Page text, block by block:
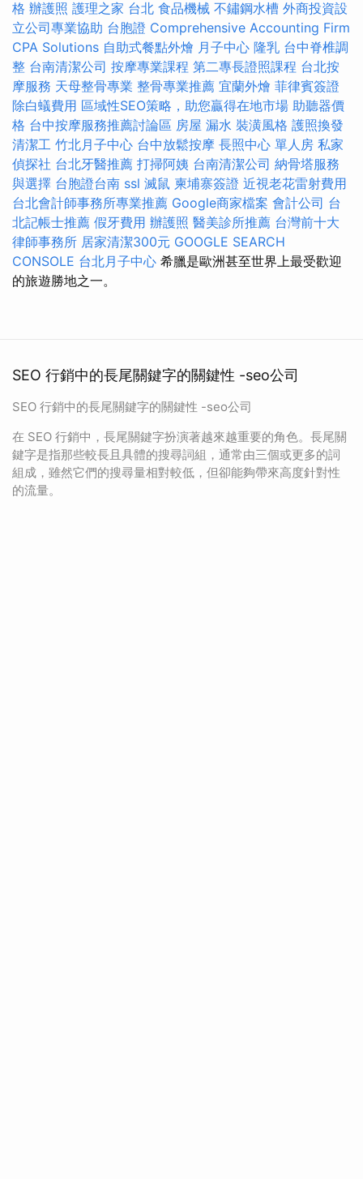
格 辦護照 護理之家 台北 食品機械 不鏽鋼水槽 外商投資設
立公司專業協助 台胞證 Comprehensive Accounting Firm
CPA Solutions 自助式餐點外燴 月子中心 隆乳 台中脊椎調
整 台南清潔公司 按摩專業課程 第二專長證照課程 台北按
摩服務 天母整骨專業 整骨專業推薦 宜蘭外燴 菲律賓簽證
除白蟻費用 區域性SEO策略，助您贏得在地市場 助聽器價
格 台中按摩服務推薦討論區 房屋 漏水 裝潢風格 護照換發
清潔工 竹北月子中心 台中放鬆按摩 長照中心 單人房 私家
偵探社 台北牙醫推薦 打掃阿姨 台南清潔公司 納骨塔服務
與選擇 台胞證台南 ssl 滅鼠 柬埔寨簽證 近視老花雷射費用
台北會計師事務所專業推薦 Google商家檔案 會計公司 台
北記帳士推薦 假牙費用 辦護照 醫美診所推薦 台灣前十大
律師事務所 居家清潔300元 GOOGLE SEARCH
CONSOLE 台北月子中心 希臘是歐洲甚至世界上最受歡迎
的旅遊勝地之一。
SEO 行銷中的長尾關鍵字的關鍵性 -seo公司
SEO 行銷中的長尾關鍵字的關鍵性 -seo公司
在 SEO 行銷中，長尾關鍵字扮演著越來越重要的角色。長尾關
鍵字是指那些較長且具體的搜尋詞組，通常由三個或更多的詞
組成，雖然它們的搜尋量相對較低，但卻能夠帶來高度針對性
的流量。